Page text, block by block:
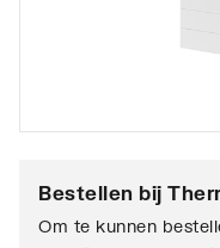
Bestellen bij
Om te kunnen